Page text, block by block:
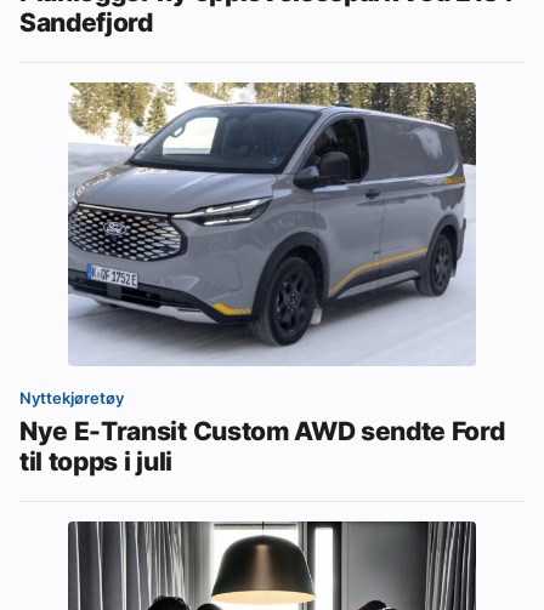
Sandefjord
Nyttekjøretøy
Nye E-Transit Custom AWD sendte Ford
til topps i juli